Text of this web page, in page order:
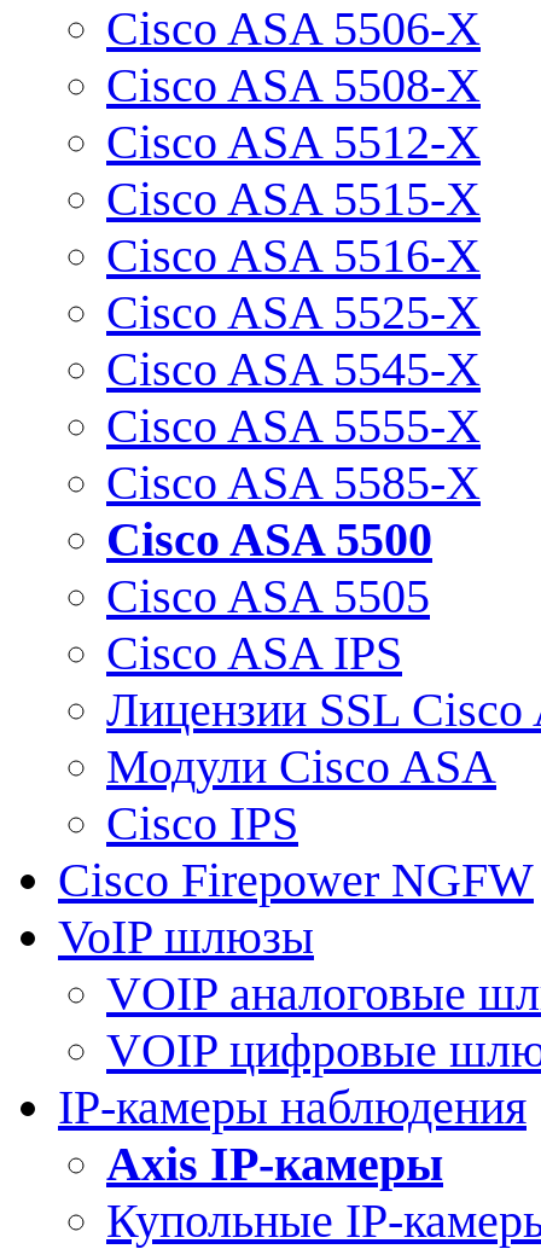
Cisco ASA 5506-X
Cisco ASA 5508-X
Cisco ASA 5512-X
Cisco ASA 5515-X
Cisco ASA 5516-X
Cisco ASA 5525-X
Cisco ASA 5545-X
Cisco ASA 5555-X
Cisco ASA 5585-X
Cisco ASA 5500
Cisco ASA 5505
Cisco ASA IPS
Лицензии SSL Cisco
Модули Cisco ASA
Cisco IPS
Cisco Firepower NGFW
VoIP шлюзы
VOIP аналоговые
VOIP цифровые
IP-камеры наблюдения
Axis IP-камеры
Купольные IP-